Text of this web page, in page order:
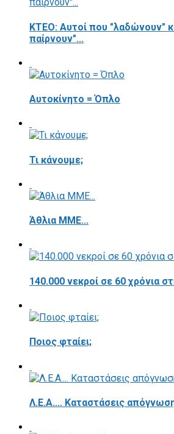
ΚΤΕΟ: Αυτοί που "λαδώνουν"
παίρνουν"...
Αυτοκίνητο = Όπλο
Τι κάνουμε;
Άθλια ΜΜΕ...
140.000 νεκροί σε 60 χρόνια
Ποιος φταίει;
Λ.Ε.Α.... Καταστάσεις